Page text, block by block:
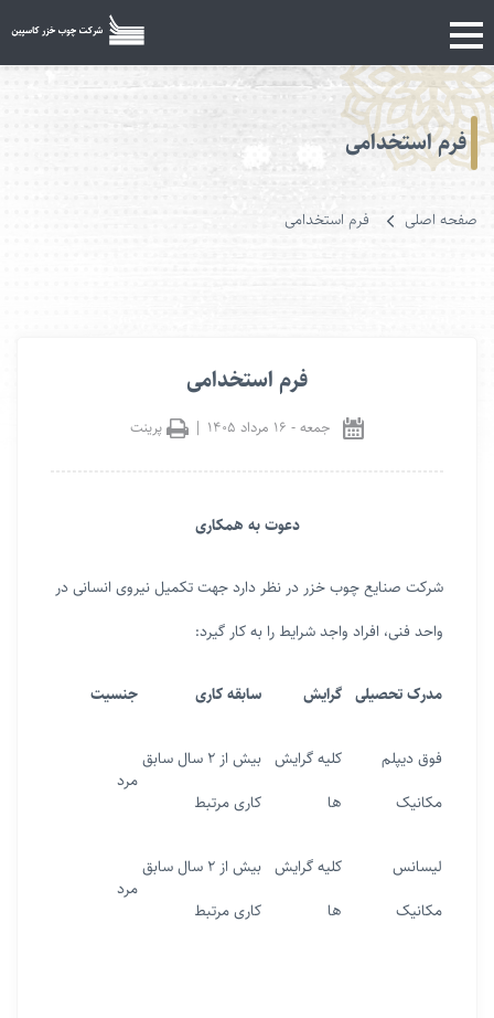
فرم استخدامی
صفحه اصلی فرم استخدامی
فرم استخدامی
جمعه- ۱۶ مرداد ۱۴۰۵ | پرینت
دعوت به همکاری
شرکت صنایع چوب خزر در نظر دارد جهت تکمیل نیروی انسانی در
واحد فنی، افراد واجد شرایط را به کار گیرد:
مدرک تحصیلی گرایش سابقه کاری جنسیت
فوق دیپلم
مکانیک
کلیه گرایش
ها
بیش از ۲ سال سابق
کاری مرتبط
مرد
لیسانس
مکانیک
کلیه گرایش
ها
بیش از ۲ سال سابق
کاری مرتبط
مرد